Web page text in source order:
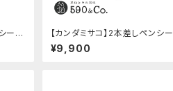
ー
【カンダミサコ】2本差しペンシー
ス・ショート用 ミネルバボックス
(カスターニョ)
¥9,900